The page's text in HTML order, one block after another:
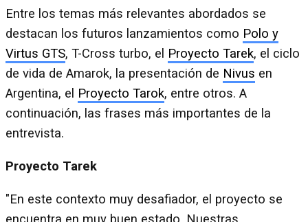
Entre los temas más relevantes abordados se
destacan los futuros lanzamientos como Polo y
Virtus GTS, T-Cross turbo, el Proyecto Tarek, el ciclo
de vida de Amarok, la presentación de Nivus en
Argentina, el Proyecto Tarok, entre otros. A
continuación, las frases más importantes de la
entrevista.
Proyecto Tarek
"En este contexto muy desafiador, el proyecto se
encuentra en muy buen estado. Nuestras